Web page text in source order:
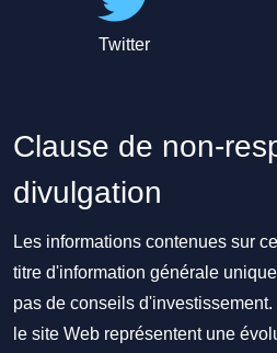
Twitter
Clause de non-
divulgation
Les informations contenues sur
titre d'information générale
pas de conseils
le site Web représentent une